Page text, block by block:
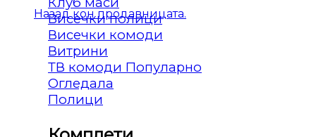
Назад кон продавницата.
Висечки полици
Висечки комоди
Витрини
ТВ комоди
Огледала
Полици